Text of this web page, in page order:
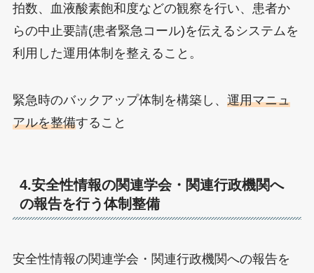
拍数、血液酸素飽和度などの観察を行い、患者か
らの中止要請(患者緊急コール)を伝えるシステムを
利用した運用体制を整えること。
緊急時のバックアップ体制を構築し、 運用マニュ
アルを整備すること
4.安全性情報の関連学会・関連行政機関へ
の報告を行う体制整備
安全性情報の関連学会・関連行政機関への報告を